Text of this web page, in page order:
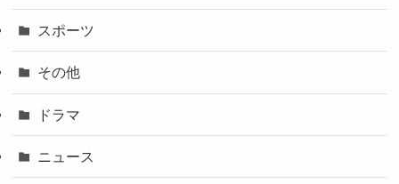
スポーツ
その他
ドラマ
ニュース